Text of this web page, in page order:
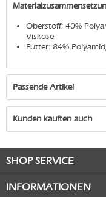
Oberstoff: 40%
Viskose
Futter: 84%
Passende Artikel
Kunden kauften auch
SHOP SERVICE
INFORMATIONEN